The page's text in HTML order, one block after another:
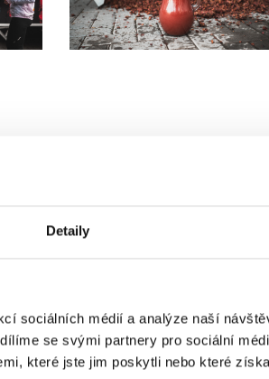
Detaily
sociálních médií a analýze naší
se svými partnery pro sociální
které jste jim poskytli nebo které